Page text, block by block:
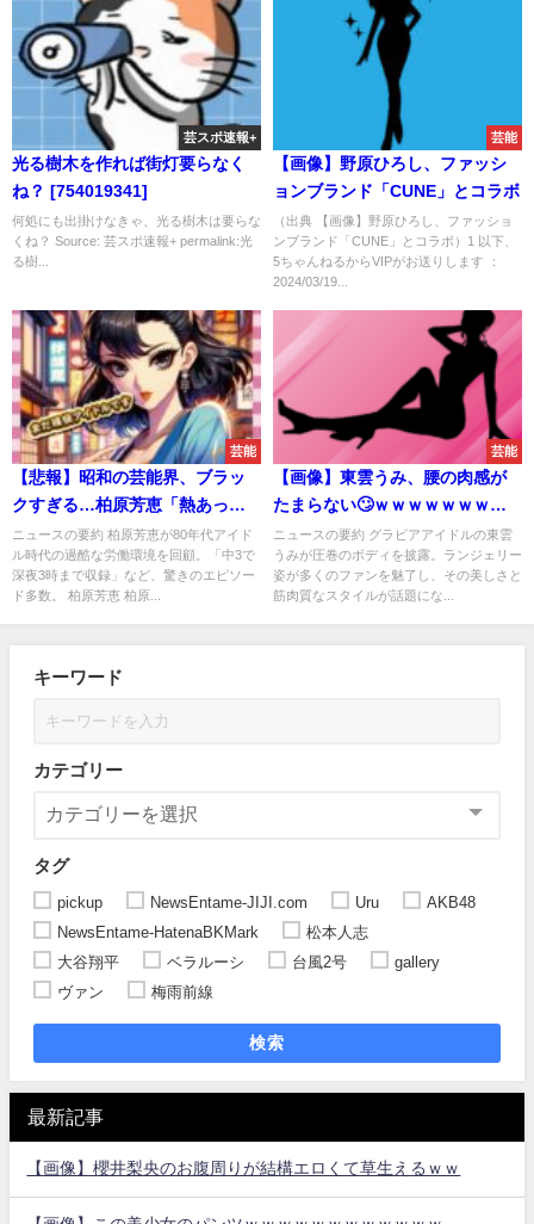
芸スポ速報+
光る樹木を作れば街灯要らなく
ね？ [754019341]
何処にも出掛けなきゃ、光る樹木は要らな
くね？ Source: 芸スポ速報+ permalink:光
る樹...
芸能
【画像】野原ひろし、ファッシ
ョンブランド「CUNE」とコラボ
（出典 【画像】野原ひろし、ファッショ
ンブランド「CUNE」とコラボ）1 以下、
5ちゃんねるからVIPがお送りします ：
2024/03/19...
芸能
【悲報】昭和の芸能界、ブラッ
クすぎる…柏原芳恵「熱あって
も撮影」
ニュースの要約 柏原芳恵が80年代アイド
ル時代の過酷な労働環境を回顧。「中3で
深夜3時まで収録」など、驚きのエピソー
ド多数。 柏原芳恵 柏原...
芸能
【画像】東雲うみ、腰の肉感が
たまらない🙄ｗｗｗｗｗｗｗｗ
ｗｗｗｗｗｗｗｗｗｗｗ
ニュースの要約 グラビアアイドルの東雲
うみが圧巻のボディを披露。ランジェリー
姿が多くのファンを魅了し、その美しさと
筋肉質なスタイルが話題にな...
キーワード
カテゴリー
タグ
pickup NewsEntame-JIJI.com Uru
AKB48
NewsEntame-HatenaBKMark
松本人志
大谷翔平
ベラルーシ 台風2号
gallery
ヴァン
梅雨前線
検索
最新記事
【画像】櫻井梨央のお腹周りが結構エロくて草生えるｗｗ